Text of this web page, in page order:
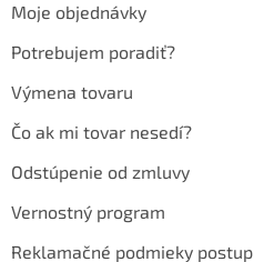
Moje objednávky
Potrebujem poradiť?
Výmena tovaru
Čo ak mi tovar nesedí?
Odstúpenie od zmluvy
Vernostný program
Reklamačné podmieky postup